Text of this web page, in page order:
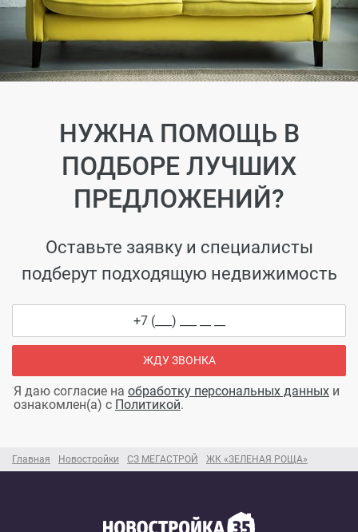
Главная Новостройки СЗ МЕГАСТРОЙ ЖК «ЗЕЛЕНАЯ РОЩА»
НУЖНА ПОМОЩЬ В
ПОДБОРЕ ЛУЧШИХ
ПРЕДЛОЖЕНИЙ?
Оставьте заявку и специалисты
подберут подходящую недвижимость
ЖДУ ЗВОНКА
Я даю согласие на обработку персональных данных и
ознакомлен(а) с Политикой.